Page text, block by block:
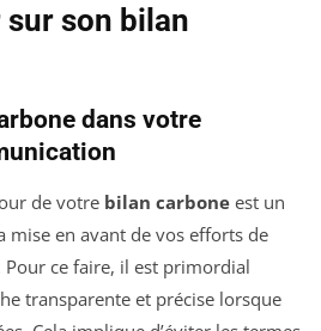
son bilan
dans votre
de votre bilan carbone est un
mise en avant de vos efforts de
ce faire, il est primordial
transparente et précise lorsque